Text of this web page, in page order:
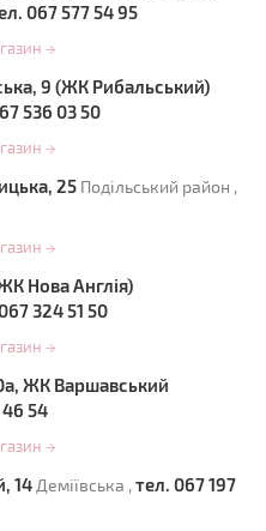
067 577 54 95
→
9 (ЖК Рибальський)
536 03 50
→
25 Подільський район ,
→
Нова Англія)
324 51 50
→
ЖК Варшавський
54
→
14 Деміївська , тел. 067 197